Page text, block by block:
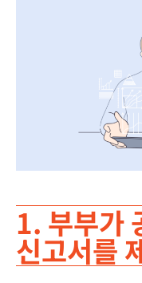
1. 부부가
신고서를